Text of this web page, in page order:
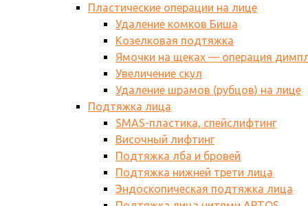
Пластические операции на лице
Удаление комков Биша
Козелковая подтяжка
Ямочки на щеках — операция
Увеличение скул
Удаление шрамов (рубцов) на лице
Подтяжка лица
SMAS-пластика, спейслифтинг
Височный лифтинг
Подтяжка лба и бровей
Подтяжка нижней трети лица
Эндоскопическая подтяжка лица